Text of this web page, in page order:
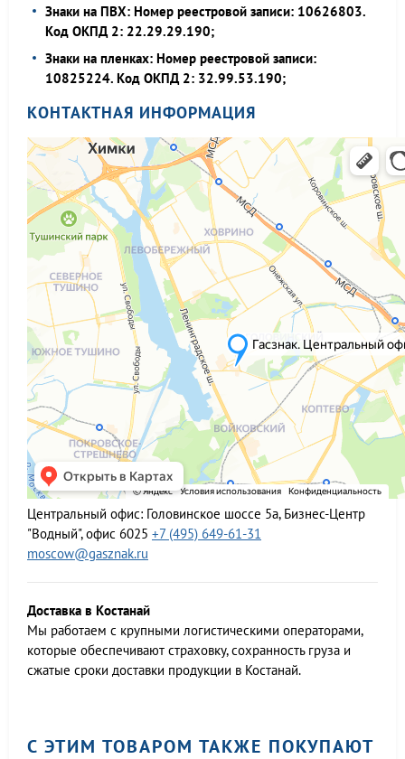
Знаки на ПВХ: Номер реестровой записи: 10626803.
Код ОКПД 2: 22.29.29.190;
Знаки на пленках: Номер реестровой записи:
10825224. Код ОКПД 2: 32.99.53.190;
КОНТАКТНАЯ ИНФОРМАЦИЯ
Центральный офис: Головинское шоссе 5а, Бизнес-Центр
"Водный", офис 6025 +7 (495) 649-61-31
moscow@gasznak.ru
Доставка в Костанай
Мы работаем c крупными логистическими операторами,
которые обеспечивают страховку, сохранность груза и
сжатые сроки доставки продукции в Костанай.
С ЭТИМ ТОВАРОМ ТАКЖЕ ПОКУПАЮТ